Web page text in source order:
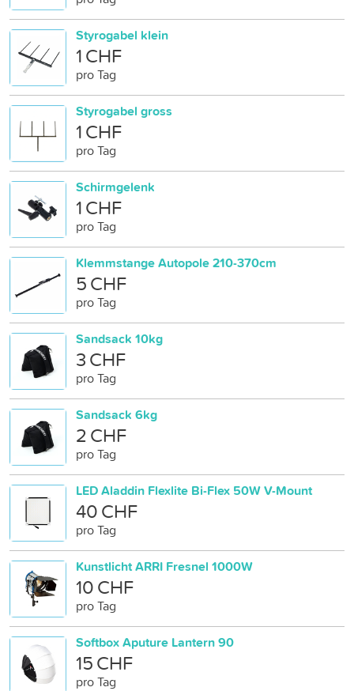
Styrogabel klein
1 CHF
pro Tag
Styrogabel gross
1 CHF
pro Tag
Schirmgelenk
1 CHF
pro Tag
Klemmstange Autopole 210-370cm
5 CHF
pro Tag
Sandsack 10kg
3 CHF
pro Tag
Sandsack 6kg
2 CHF
pro Tag
LED Aladdin Flexlite Bi-Flex 50W V-Mount
40 CHF
pro Tag
Kunstlicht ARRI Fresnel 1000W
10 CHF
pro Tag
Softbox Aputure Lantern 90
15 CHF
pro Tag